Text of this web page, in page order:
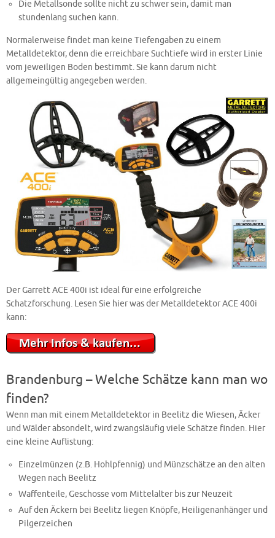
Die Metallsonde sollte nicht zu schwer sein, damit man
stundenlang suchen kann.
Normalerweise findet man keine Tiefengaben zu einem
Metalldetektor, denn die erreichbare Suchtiefe wird in erster Linie
vom jeweiligen Boden bestimmt. Sie kann darum nicht
allgemeingültig angegeben werden.
Der Garrett ACE 400i ist ideal für eine erfolgreiche
Schatzforschung. Lesen Sie hier was der Metalldetektor ACE 400i
kann:
Brandenburg – Welche Schätze kann man wo
finden?
Wenn man mit einem Metalldetektor in Beelitz die Wiesen, Äcker
und Wälder absondelt, wird zwangsläufig viele Schätze finden. Hier
eine kleine Auflistung:
Einzelmünzen (z.B. Hohlpfennig) und Münzschätze an den alten
Wegen nach Beelitz
Waffenteile, Geschosse vom Mittelalter bis zur Neuzeit
Auf den Äckern bei Beelitz liegen Knöpfe, Heiligenanhänger und
Pilgerzeichen